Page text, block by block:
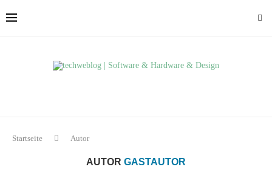
Startseite Autor
AUTOR GASTAUTOR